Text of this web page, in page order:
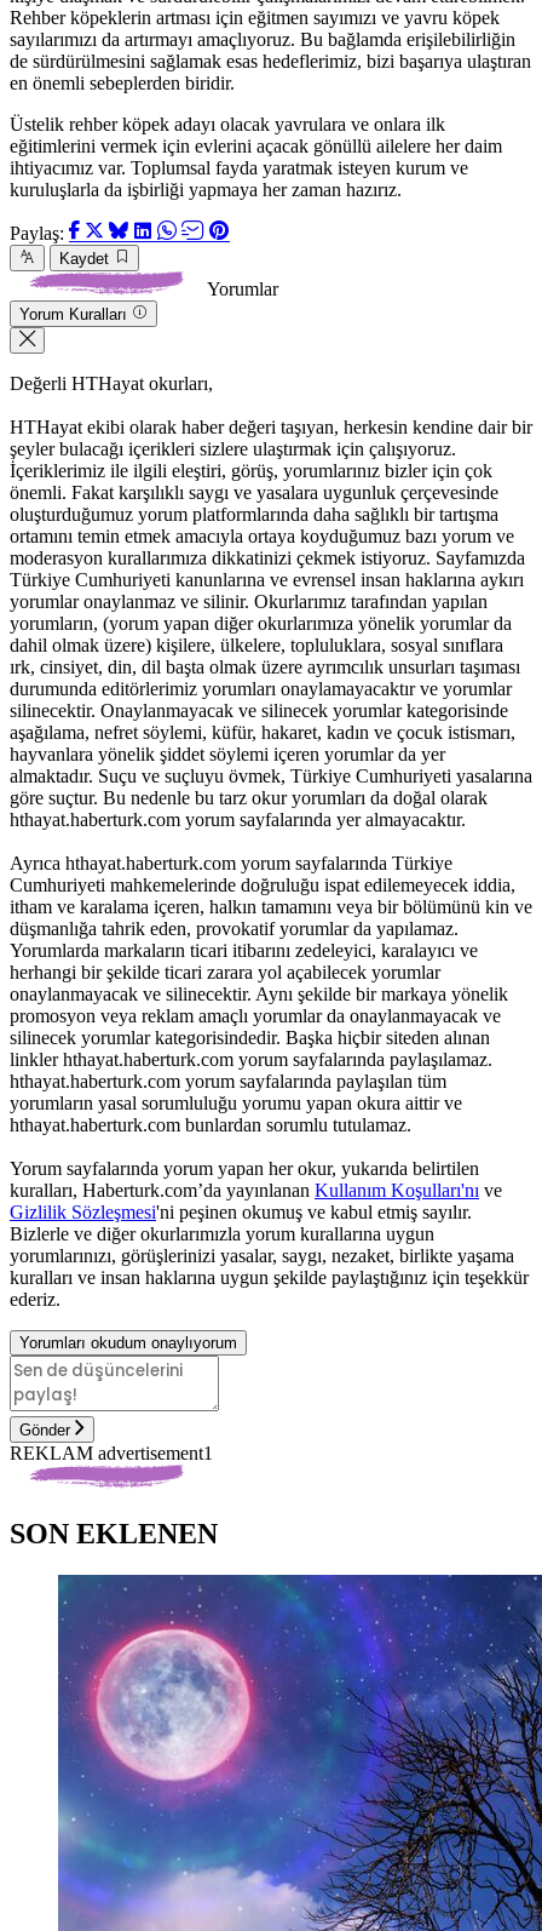
Rehber köpeklerin artması için eğitmen sayımızı ve yavru köpek
sayılarımızı da artırmayı amaçlıyoruz. Bu bağlamda erişilebilirliğin
de sürdürülmesini sağlamak esas hedeflerimiz, bizi başarıya ulaştıran
en önemli sebeplerden biridir.
Üstelik rehber köpek adayı olacak yavrulara ve onlara ilk
eğitimlerini vermek için evlerini açacak gönüllü ailelere her daim
ihtiyacımız var. Toplumsal fayda yaratmak isteyen kurum ve
kuruluşlarla da işbirliği yapmaya her zaman hazırız.
Paylaş:
Kaydet
Yorumlar
Yorum Kuralları
Değerli HTHayat okurları,
HTHayat ekibi olarak haber değeri taşıyan, herkesin kendine dair bir
şeyler bulacağı içerikleri sizlere ulaştırmak için çalışıyoruz.
İçeriklerimiz ile ilgili eleştiri, görüş, yorumlarınız bizler için çok
önemli. Fakat karşılıklı saygı ve yasalara uygunluk çerçevesinde
oluşturduğumuz yorum platformlarında daha sağlıklı bir tartışma
ortamını temin etmek amacıyla ortaya koyduğumuz bazı yorum ve
moderasyon kurallarımıza dikkatinizi çekmek istiyoruz. Sayfamızda
Türkiye Cumhuriyeti kanunlarına ve evrensel insan haklarına aykırı
yorumlar onaylanmaz ve silinir. Okurlarımız tarafından yapılan
yorumların, (yorum yapan diğer okurlarımıza yönelik yorumlar da
dahil olmak üzere) kişilere, ülkelere, topluluklara, sosyal sınıflara
ırk, cinsiyet, din, dil başta olmak üzere ayrımcılık unsurları taşıması
durumunda editörlerimiz yorumları onaylamayacaktır ve yorumlar
silinecektir. Onaylanmayacak ve silinecek yorumlar kategorisinde
aşağılama, nefret söylemi, küfür, hakaret, kadın ve çocuk istismarı,
hayvanlara yönelik şiddet söylemi içeren yorumlar da yer
almaktadır. Suçu ve suçluyu övmek, Türkiye Cumhuriyeti yasalarına
göre suçtur. Bu nedenle bu tarz okur yorumları da doğal olarak
hthayat.haberturk.com yorum sayfalarında yer almayacaktır.
Ayrıca hthayat.haberturk.com yorum sayfalarında Türkiye
Cumhuriyeti mahkemelerinde doğruluğu ispat edilemeyecek iddia,
itham ve karalama içeren, halkın tamamını veya bir bölümünü kin ve
düşmanlığa tahrik eden, provokatif yorumlar da yapılamaz.
Yorumlarda markaların ticari itibarını zedeleyici, karalayıcı ve
herhangi bir şekilde ticari zarara yol açabilecek yorumlar
onaylanmayacak ve silinecektir. Aynı şekilde bir markaya yönelik
promosyon veya reklam amaçlı yorumlar da onaylanmayacak ve
silinecek yorumlar kategorisindedir. Başka hiçbir siteden alınan
linkler hthayat.haberturk.com yorum sayfalarında paylaşılamaz.
hthayat.haberturk.com yorum sayfalarında paylaşılan tüm
yorumların yasal sorumluluğu yorumu yapan okura aittir ve
hthayat.haberturk.com bunlardan sorumlu tutulamaz.
Yorum sayfalarında yorum yapan her okur, yukarıda belirtilen
kuralları, Haberturk.com’da yayınlanan Kullanım Koşulları'nı ve
Gizlilik Sözleşmesi'ni peşinen okumuş ve kabul etmiş sayılır.
Bizlerle ve diğer okurlarımızla yorum kurallarına uygun
yorumlarınızı, görüşlerinizi yasalar, saygı, nezaket, birlikte yaşama
kuralları ve insan haklarına uygun şekilde paylaştığınız için teşekkür
ederiz.
Yorumları okudum onaylıyorum
Gönder
REKLAM advertisement1
SON EKLENEN